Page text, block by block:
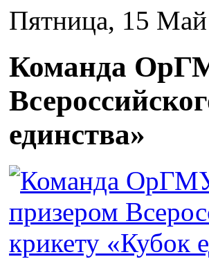
Пятница, 15
Команда
единства»